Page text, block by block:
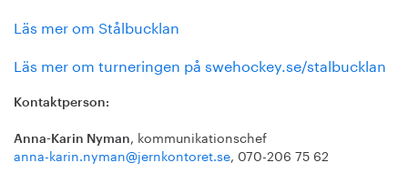
Läs mer om Stålbucklan
Läs mer om turneringen på swehockey.se/stalbucklan
Kontaktperson:
Anna-Karin Nyman, kommunikationschef
anna-karin.nyman@jernkontoret.se, 070-206 75 62